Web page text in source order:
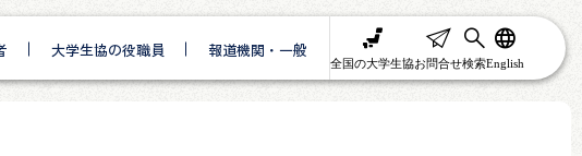
大学生協の役職員 報道機関・一般
全国の大学生協お問合せ検索English